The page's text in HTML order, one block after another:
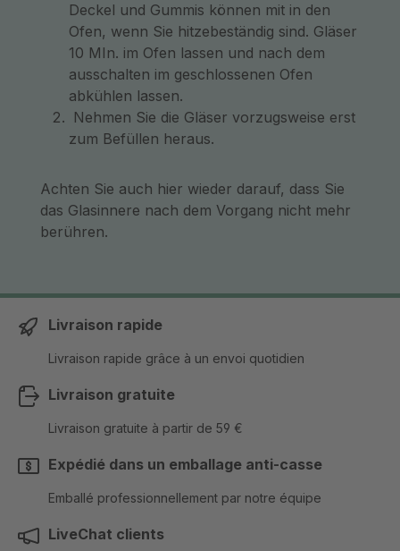
Deckel und Gummis können mit in den
Ofen, wenn Sie hitzebeständig sind. Gläser
10 MIn. im Ofen lassen und nach dem
ausschalten im geschlossenen Ofen
abkühlen lassen.
Nehmen Sie die Gläser vorzugsweise erst
zum Befüllen heraus.
Achten Sie auch hier wieder darauf, dass Sie
das Glasinnere nach dem Vorgang nicht mehr
berühren.
Livraison rapide
Livraison rapide grâce à un envoi quotidien
Livraison gratuite
Livraison gratuite à partir de 59 €
Expédié dans un emballage anti-casse
Emballé professionnellement par notre équipe
LiveChat clients